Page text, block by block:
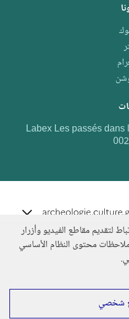
Labex Les passés
لتقديم مقاطع الفيديو وأزرار
محتوى النظام الأساسي
شخصي